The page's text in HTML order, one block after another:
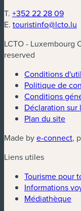
T. +352 22 28 09
E. touristinfo@lcto.lu
LCTO - Luxembourg
reserved
Conditions
Politique de
Conditions
Déclaration
Plan du site
Made bye-connect,
Liens utiles
Tourisme pour
Informations
Médiathèque